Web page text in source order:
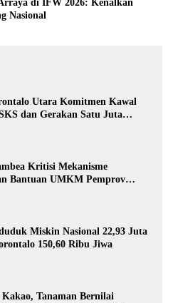
di IFW 2026: Kenalkan
Nasional
Utara Komitmen Kawal
dan Gerakan Satu Juta
Kritisi Mekanisme
Bantuan UMKM Pemprov
Miskin Nasional 22,93 Juta
150,60 Ribu Jiwa
Kakao, Tanaman Bernilai